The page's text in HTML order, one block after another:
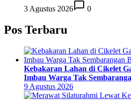
3 Agustus 2026
0
Pos Terbaru
Kebakaran Lahan di Cikelet
Imbau Warga Tak
9 Agustus 2026